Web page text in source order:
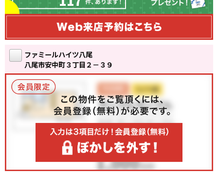
ファミールハイツ八尾
八尾市安中町３丁目２－３９